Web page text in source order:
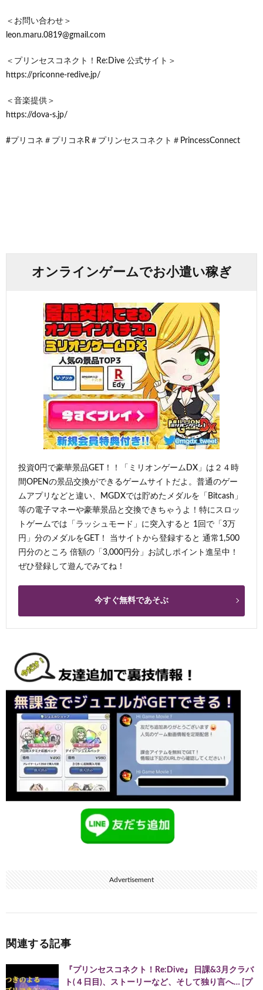
＜お問い合わせ＞
leon.maru.0819@gmail.com
＜プリンセスコネクト！Re:Dive 公式サイト＞
https://priconne-redive.jp/
＜音楽提供＞
https://dova-s.jp/
#プリコネ＃プリコネR＃プリンセスコネクト＃PrincessConnect
オンラインゲームでお小遣い稼ぎ
投資0円で豪華景品GET！！「ミリオンゲームDX」は２４時
間OPENの景品交換ができるゲームサイトだよ。普通のゲー
ムアプリなどと違い、MGDXでは貯めたメダルを「Bitcash」
等の電子マネーや豪華景品と交換できちゃうよ！特にスロッ
トゲームでは「ラッシュモード」に突入すると 1回で「3万
円」分のメダルをGET！ 当サイトから登録すると 通常1,500
円分のところ 倍額の「3,000円分」お試しポイント進呈中！
ぜひ登録して遊んでみてね！
今すぐ無料であそぶ
Advertisement
関連する記事
『プリンセスコネクト！Re:Dive』 日課&3月クラバ
ト(４日目)、ストーリーなど、そして独り言へ… [プ